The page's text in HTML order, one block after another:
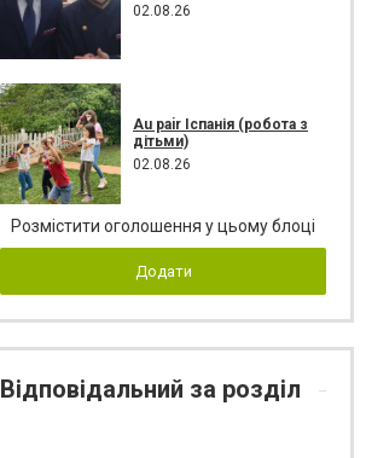
02.08.26
Au pair Іспанія (робота з
дітьми)
02.08.26
Розмістити оголошення у цьому блоці
Додати
Відповідальний за розділ